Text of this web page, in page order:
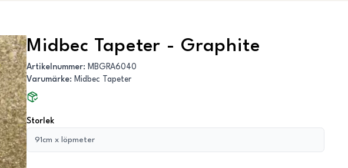
Midbec Tapeter - Graphite
Artikelnummer: MBGRA6040
Varumärke: Midbec Tapeter
Storlek
91cm x löpmeter